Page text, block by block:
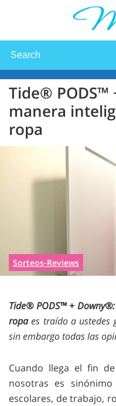
Tide®
manera
ropa
Sorteos-Reviews
Tide® PODS™ +
ropaes traído a ustedes
sin embargo todas las
Cuando llega el fin
nosotras es
escolares, de trabajo,